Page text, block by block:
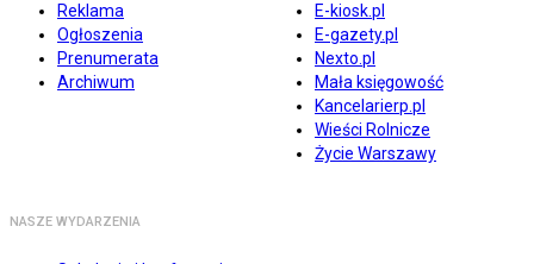
Reklama
Ogłoszenia
Prenumerata
Archiwum
E-kiosk.pl
E-gazety.pl
Nexto.pl
Mała księgowość
Kancelarierp.pl
Wieści Rolnicze
Życie Warszawy
NASZE WYDARZENIA